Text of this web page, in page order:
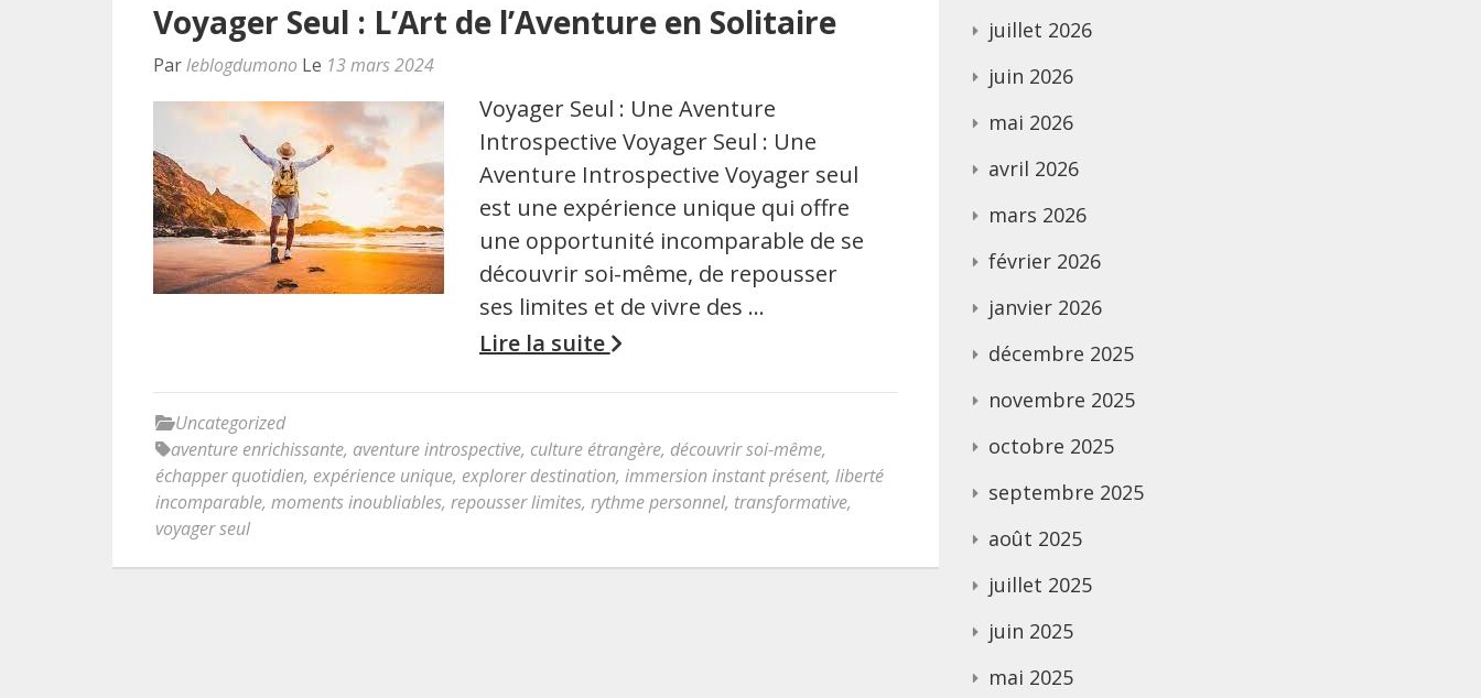
Voyager Seul : L’Art de l’Aventure en Solitaire
Parleblogdumono Le 13 mars 2024
Voyager Seul : Une Aventure
Introspective Voyager Seul : Une
Aventure Introspective Voyager seul
est une expérience unique qui offre
une opportunité incomparable de se
découvrir soi-même, de repousser
ses limites et de vivre des …
Lire la suite
Uncategorized
aventure enrichissante, aventure introspective, culture étrangère, découvrir soi-même,
échapper quotidien, expérience unique, explorer destination, immersion instant présent, liberté
incomparable, moments inoubliables, repousser limites, rythme personnel, transformative,
voyager seul
juillet 2026
juin 2026
mai 2026
avril 2026
mars 2026
février 2026
janvier 2026
décembre 2025
novembre 2025
octobre 2025
septembre 2025
août 2025
juillet 2025
juin 2025
mai 2025